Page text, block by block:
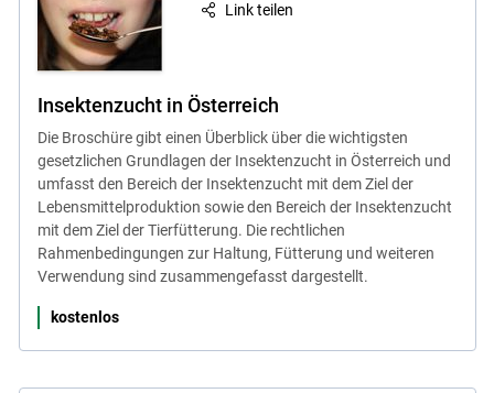
Link teilen
Insektenzucht in Österreich
Die Broschüre gibt einen Überblick über die wichtigsten
gesetzlichen Grundlagen der Insektenzucht in Österreich und
umfasst den Bereich der Insektenzucht mit dem Ziel der
Lebensmittelproduktion sowie den Bereich der Insektenzucht
mit dem Ziel der Tierfütterung. Die rechtlichen
Rahmenbedingungen zur Haltung, Fütterung und weiteren
Verwendung sind zusammengefasst dargestellt.
kostenlos